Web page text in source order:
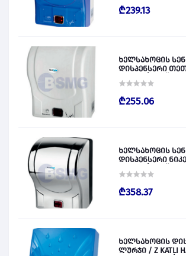
₾239.13
ხელსახოცის
დისპენსერი
028829
₾255.06
ხელსახოცის
დისპენსერი
028830
₾358.37
ხელსახოცის
ლურჯი / Z KATLI